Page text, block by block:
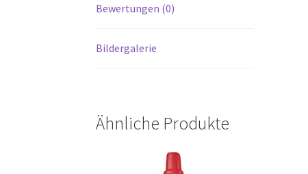
Bewertungen (0)
Bildergalerie
Ähnliche Produkte